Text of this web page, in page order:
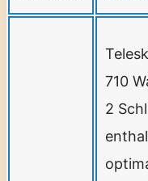
710
2